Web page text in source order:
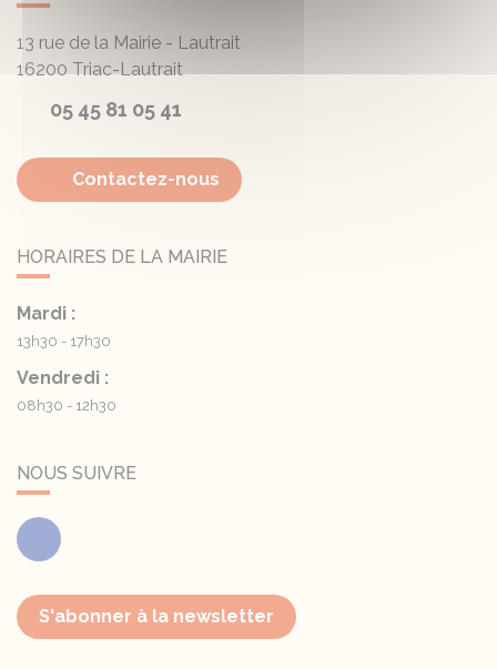
13 rue de la Mairie - Lautrait
16200 Triac-Lautrait
05 45 81 05 41
Contactez-nous
HORAIRES DE LA MAIRIE
Mardi :
13h30 - 17h30
Vendredi :
08h30 - 12h30
NOUS SUIVRE
Facebook
S'abonner à la newsletter